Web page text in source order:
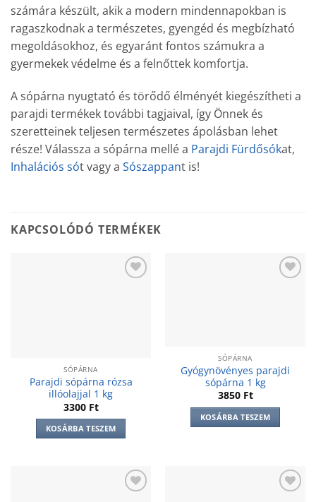
számára készült, akik a modern mindennapokban is
ragaszkodnak a természetes, gyengéd és megbízható
megoldásokhoz, és egyaránt fontos számukra a
gyermekek védelme és a felnőttek komfortja.
A sópárna nyugtató és törődő élményét kiegészítheti a
parajdi termékek további tagjaival, így Önnek és
szeretteinek teljesen természetes ápolásban lehet
része! Válassza a sópárna mellé a Parajdi Fürdősókat,
Inhalációs sót vagy a Sószappant is!
KAPCSOLÓDÓ TERMÉKEK
SÓPÁRNA
Parajdi sópárna rózsa
illóolajjal 1 kg
3300 Ft
KOSÁRBA TESZEM
SÓPÁRNA
Gyógynövényes parajdi
sópárna 1 kg
3850 Ft
KOSÁRBA TESZEM